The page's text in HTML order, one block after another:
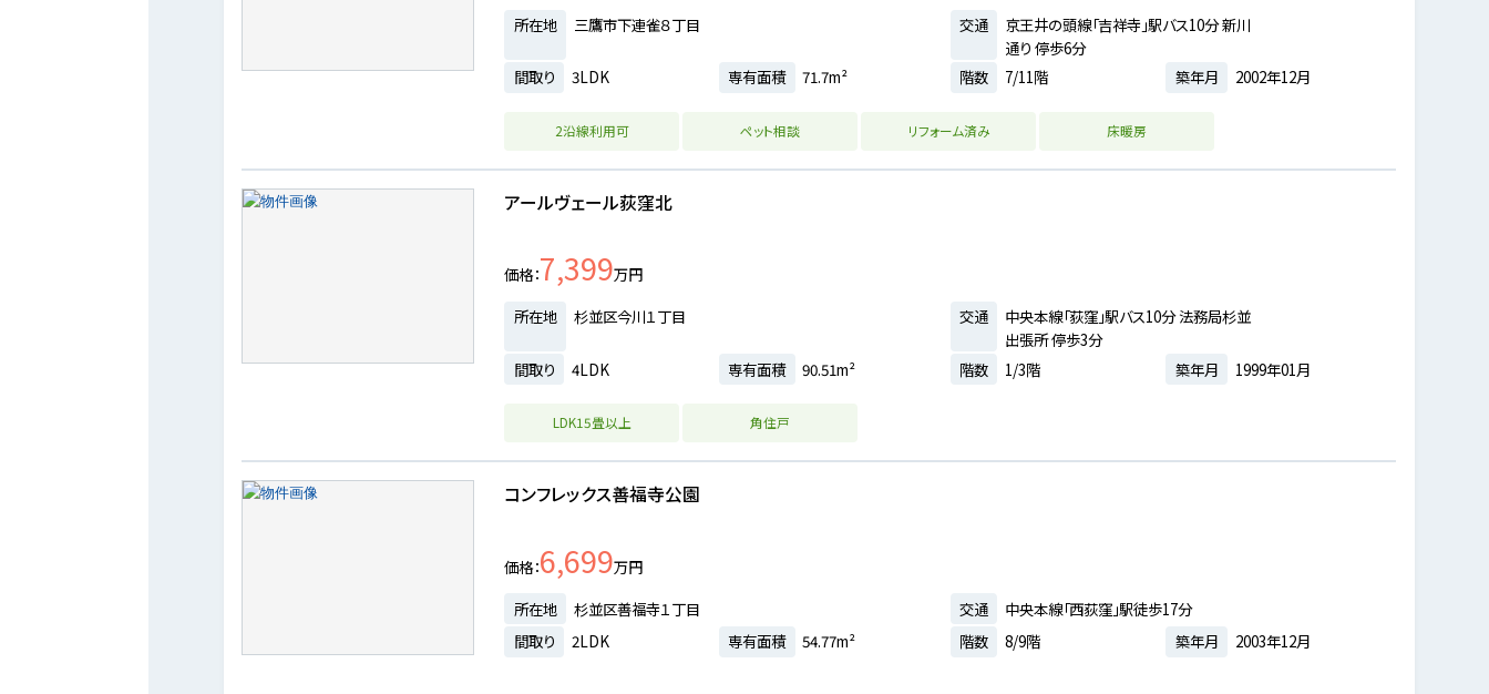
所在地
三鷹市下連雀８丁目 交通
京王井の頭線「吉祥寺」駅バス10分 新川
通り 停歩6分
間取り
3LDK 専有面積 71.7m² 階数 7/11階 築年月 2002年12月
2沿線利用可 ペット相談 リフォーム済み 床暖房
アールヴェール荻窪北
価格 7,399万円
所在地
杉並区今川１丁目 交通
中央本線「荻窪」駅バス10分 法務局杉並
出張所 停歩3分
間取り
4LDK 専有面積 90.51m² 階数 1/3階 築年月 1999年01月
LDK15畳以上 角住戸
コンフレックス善福寺公園
価格 6,699万円
所在地
杉並区善福寺１丁目 交通
中央本線「西荻窪」駅徒歩17分
間取り
2LDK 専有面積 54.77m² 階数 8/9階 築年月 2003年12月